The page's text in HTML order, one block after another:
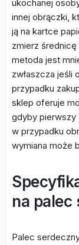
ukochanej
innej obrączki,
ją na kartce
zmierz średnicę
metoda jest
zwłaszcza jeśli
przypadku
sklep oferuje
gdyby pierwszy
w przypadku
wymiana może
na palec
Palec